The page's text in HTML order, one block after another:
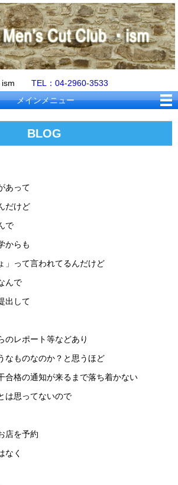
ism TEL：04-2960-3533
メインメニュー
BLOG
あって
だけど
で
からも
」って言われてるんだけど
んで
出して
のレポート等などあり
なものなのか？と思うほど
合格の通知が来るまで落ち着かない
は思ってないので
店を予約
なく